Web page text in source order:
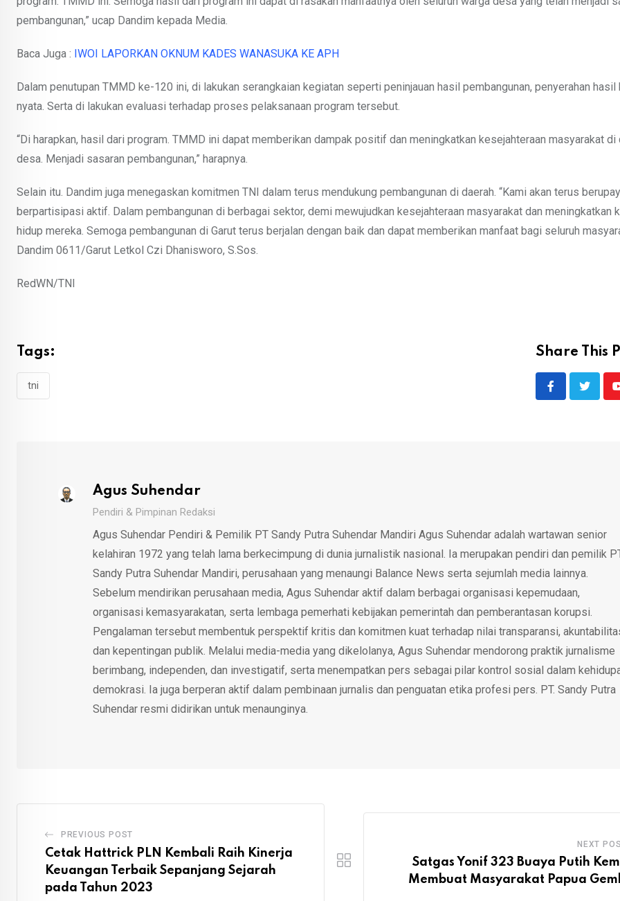
pembangunan,” ucap Dandim kepada Media.
Baca Juga : IWOI LAPORKAN OKNUM KADES WANASUKA KE APH
Dalam penutupan TMMD ke-120 ini, di lakukan serangkaian kegiatan seperti peninjauan hasil pembangunan, penyerahan hasil
nyata. Serta di lakukan evaluasi terhadap proses pelaksanaan program tersebut.
“Di harapkan, hasil dari program. TMMD ini dapat memberikan dampak positif dan meningkatkan kesejahteraan masyarakat di
desa. Menjadi sasaran pembangunan,” harapnya.
Selain itu. Dandim juga menegaskan komitmen TNI dalam terus mendukung pembangunan di daerah. “Kami akan terus
berpartisipasi aktif. Dalam pembangunan di berbagai sektor, demi mewujudkan kesejahteraan masyarakat dan meningkatkan
hidup mereka. Semoga pembangunan di Garut terus berjalan dengan baik dan dapat memberikan manfaat bagi seluruh
Dandim 0611/Garut Letkol Czi Dhanisworo, S.Sos.
RedWN/TNI
Tags:
tni
Share This
Agus Suhendar
Pendiri & Pimpinan Redaksi
Agus Suhendar Pendiri & Pemilik PT Sandy Putra Suhendar Mandiri Agus Suhendar adalah wartawan senior
kelahiran 1972 yang telah lama berkecimpung di dunia jurnalistik nasional. Ia merupakan pendiri dan pemilik
Sandy Putra Suhendar Mandiri, perusahaan yang menaungi Balance News serta sejumlah media lainnya.
Sebelum mendirikan perusahaan media, Agus Suhendar aktif dalam berbagai organisasi kepemudaan,
organisasi kemasyarakatan, serta lembaga pemerhati kebijakan pemerintah dan pemberantasan korupsi.
Pengalaman tersebut membentuk perspektif kritis dan komitmen kuat terhadap nilai transparansi,
dan kepentingan publik. Melalui media-media yang dikelolanya, Agus Suhendar mendorong praktik jurnalisme
berimbang, independen, dan investigatif, serta menempatkan pers sebagai pilar kontrol sosial dalam
demokrasi. Ia juga berperan aktif dalam pembinaan jurnalis dan penguatan etika profesi pers. PT. Sandy Putra
Suhendar resmi didirikan untuk menaunginya.
PREVIOUS POST
Cetak Hattrick PLN Kembali Raih Kinerja
Keuangan Terbaik Sepanjang Sejarah
pada Tahun 2023
NEXT
Satgas Yonif 323 Buaya Putih
Membuat Masyarakat Papua